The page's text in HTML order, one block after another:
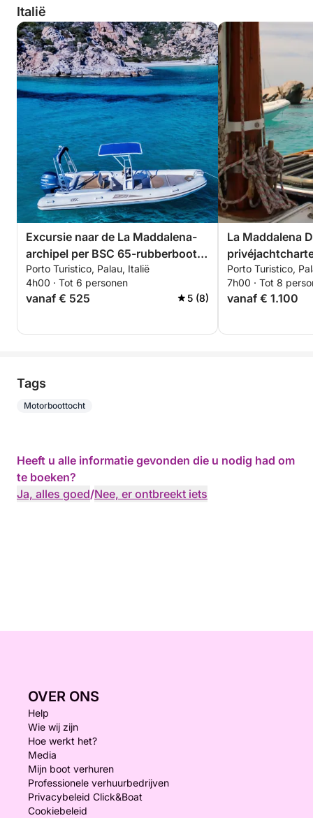
Italië
Excursie naar de La Maddalena-
archipel per BSC 65-rubberboot,
met bestuurder (halve dag, 4 uur)
Porto Turistico, Palau, Italië
4h00 · Tot 6 personen
vanaf € 525 5 (8)
La Maddalena
dag vanuit
Porto Turistico,
7h00 · Tot 8
vanaf € 1.100
Tags
Motorboottocht
Heeft u alle informatie gevonden die u nodig had om
te boeken?
Ja, alles goed/Nee, er ontbreekt iets
OVER ONS
Help
Wie wij zijn
Hoe werkt het?
Media
Mijn boot verhuren
Professionele verhuurbedrijven
Privacybeleid Click&Boat
Cookiebeleid